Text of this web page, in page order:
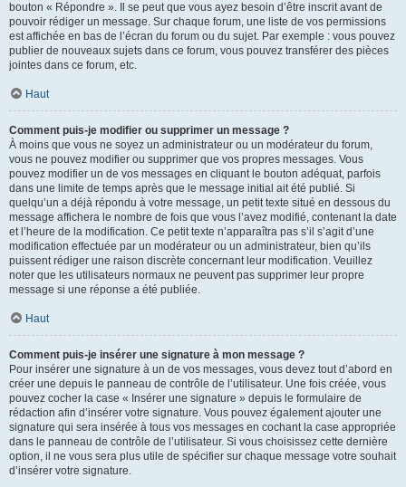
bouton « Répondre ». Il se peut que vous ayez besoin d’être inscrit avant de
pouvoir rédiger un message. Sur chaque forum, une liste de vos permissions
est affichée en bas de l’écran du forum ou du sujet. Par exemple : vous pouvez
publier de nouveaux sujets dans ce forum, vous pouvez transférer des pièces
jointes dans ce forum, etc.
Haut
Comment puis-je modifier ou supprimer un message ?
À moins que vous ne soyez un administrateur ou un modérateur du forum,
vous ne pouvez modifier ou supprimer que vos propres messages. Vous
pouvez modifier un de vos messages en cliquant le bouton adéquat, parfois
dans une limite de temps après que le message initial ait été publié. Si
quelqu’un a déjà répondu à votre message, un petit texte situé en dessous du
message affichera le nombre de fois que vous l’avez modifié, contenant la date
et l’heure de la modification. Ce petit texte n’apparaîtra pas s’il s’agit d’une
modification effectuée par un modérateur ou un administrateur, bien qu’ils
puissent rédiger une raison discrète concernant leur modification. Veuillez
noter que les utilisateurs normaux ne peuvent pas supprimer leur propre
message si une réponse a été publiée.
Haut
Comment puis-je insérer une signature à mon message ?
Pour insérer une signature à un de vos messages, vous devez tout d’abord en
créer une depuis le panneau de contrôle de l’utilisateur. Une fois créée, vous
pouvez cocher la case « Insérer une signature » depuis le formulaire de
rédaction afin d’insérer votre signature. Vous pouvez également ajouter une
signature qui sera insérée à tous vos messages en cochant la case appropriée
dans le panneau de contrôle de l’utilisateur. Si vous choisissez cette dernière
option, il ne vous sera plus utile de spécifier sur chaque message votre souhait
d’insérer votre signature.